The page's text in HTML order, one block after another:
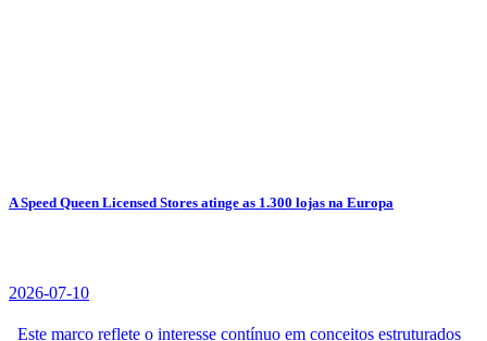
A Speed Queen Licensed Stores atinge as 1.300 lojas na Europa
2026-07-10
Este marco reflete o interesse contínuo em conceitos estruturados